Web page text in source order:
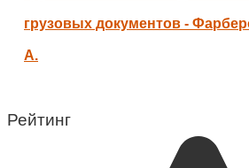
грузовых документов -
А.
Рейтинг